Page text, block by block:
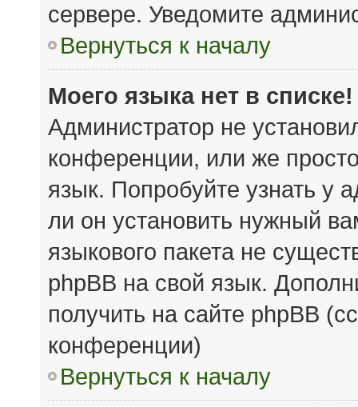
сервере. Уведомите
Вернуться к началу
Моего языка нет в списке!
Администратор не
конференции, или же
язык. Попробуйте узнать у
ли он установить нужный
языкового пакета не
phpBB на свой язык.
получить на сайте phpBB
конференции)
Вернуться к началу